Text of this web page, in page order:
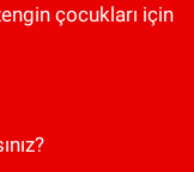
çocukları için